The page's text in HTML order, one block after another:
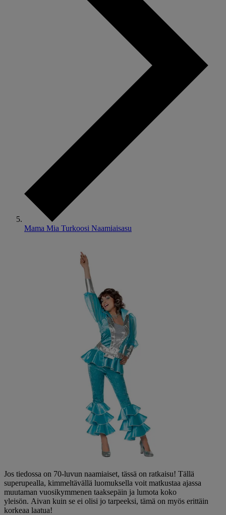
Mama Mia Turkoosi Naamiaisasu
Jos tiedossa on 70-luvun naamiaiset, tässä on ratkaisu! Tällä
superupealla, kimmeltävällä luomuksella voit matkustaa ajassa
muutaman vuosikymmenen taaksepäin ja lumota koko
yleisön. Aivan kuin se ei olisi jo tarpeeksi, tämä on myös erittäin
korkeaa laatua!